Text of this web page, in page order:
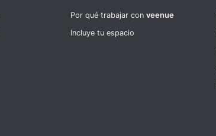
Por qué trabajar conveenue
Incluye tu espacio